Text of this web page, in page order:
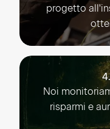
progetto
Noi
risparmi e